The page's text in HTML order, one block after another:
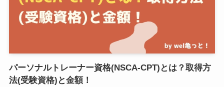
パーソナルトレーナー資格(NSCA-CPT)とは？取得方
法(受験資格)と金額！